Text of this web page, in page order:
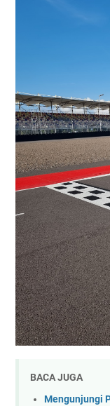
BACA JUGA
Mengunjungi